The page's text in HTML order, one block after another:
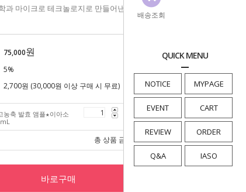
배송조회
QUICK MENU
NOTICE MYPAGE
EVENT CART
REVIEW ORDER
Q&A IASO
과 마이크로 테크놀로지로 만들어낸 멀티 리페
75,000원
5%
2,700원 (30,000원 이상 구매 시 무료)
농축 발효 앰플★이아소
총 상품 금액 75,000 원
바로구매